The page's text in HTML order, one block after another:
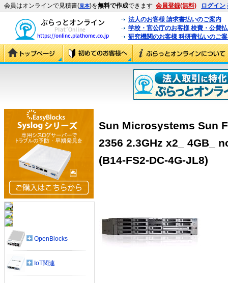
会員はオンラインで見積書(見本)を無料で作成できます 会員登録(無料) ログイン
法人のお客様 請求書払いのご案内
学校・官公庁のお客様 校費・公費
研究機関のお客様 科研費払いのご
Sun Microsystems Sun
2356 2.3GHz x2_ 4GB_
(B14-FS2-DC-4G-JL8)
OpenBlocks
IoT関連